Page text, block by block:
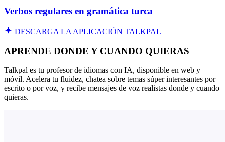
Verbos regulares en gramática turca
DESCARGA LA APLICACIÓN TALKPAL
APRENDE DONDE Y CUANDO QUIERAS
Talkpal es tu profesor de idiomas con IA, disponible en web y
móvil. Acelera tu fluidez, chatea sobre temas súper interesantes por
escrito o por voz, y recibe mensajes de voz realistas donde y cuando
quieras.